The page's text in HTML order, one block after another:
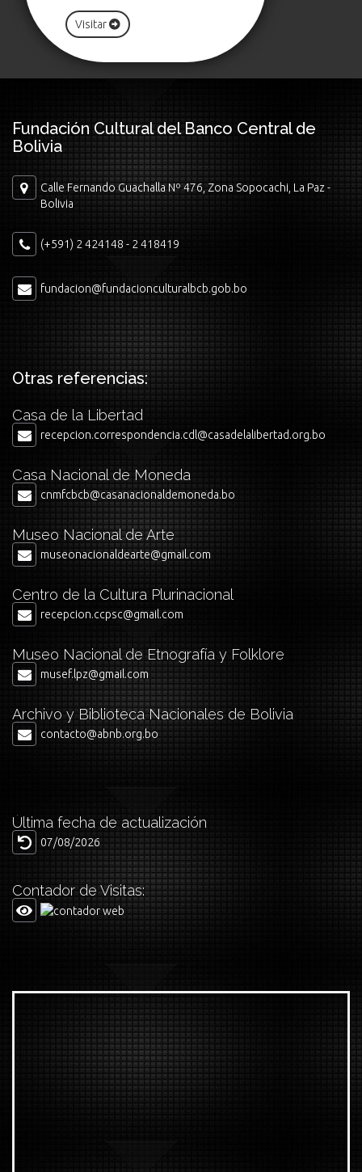
Visitar
Fundación Cultural del Banco Central de
Bolivia
Calle Fernando Guachalla Nº 476, Zona Sopocachi, La Paz -
Bolivia
(+591) 2 424148 - 2 418419
fundacion@fundacionculturalbcb.gob.bo
Otras referencias:
Casa de la Libertad
recepcion.correspondencia.cdl@casadelalibertad.org.bo
Casa Nacional de Moneda
cnmfcbcb@casanacionaldemoneda.bo
Museo Nacional de Arte
museonacionaldearte@gmail.com
Centro de la Cultura Plurinacional
recepcion.ccpsc@gmail.com
Museo Nacional de Etnografía y Folklore
musef.lpz@gmail.com
Archivo y Biblioteca Nacionales de Bolivia
contacto@abnb.org.bo
Última fecha de actualización
07/08/2026
Contador de Visitas: